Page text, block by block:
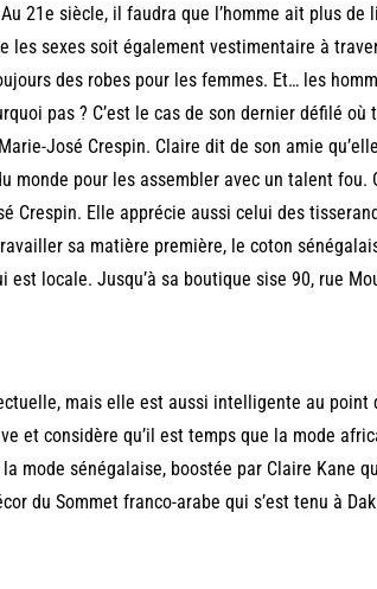
21e siècle, il faudra que l’homme ait plus de
les sexes soit également vestimentaire à
des robes pour les femmes. Et… les
pas ? C’est le cas de son dernier défilé où
José Crespin. Claire dit de son amie
monde pour les assembler avec un talent fou.
Crespin. Elle apprécie aussi celui des
sa matière première, le coton
locale. Jusqu’à sa boutique sise 90, rue
mais elle est aussi intelligente au point
et considère qu’il est temps que la mode
mode sénégalaise, boostée par Claire Kane
du Sommet franco-arabe qui s’est tenu à